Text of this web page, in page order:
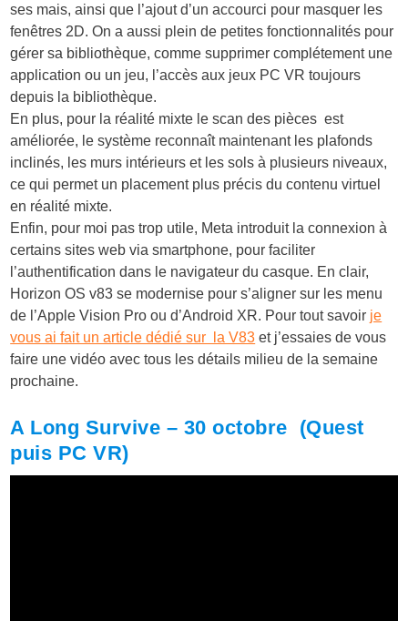
ses mais, ainsi que l’ajout d’un accourci pour masquer les
fenêtres 2D. On a aussi plein de petites fonctionnalités pour
gérer sa bibliothèque, comme supprimer complétement une
application ou un jeu, l’accès aux jeux PC VR toujours
depuis la bibliothèque.
En plus, pour la réalité mixte le scan des pièces est
améliorée, le système reconnaît maintenant les plafonds
inclinés, les murs intérieurs et les sols à plusieurs niveaux,
ce qui permet un placement plus précis du contenu virtuel
en réalité mixte.
Enfin, pour moi pas trop utile, Meta introduit la connexion à
certains sites web via smartphone, pour faciliter
l’authentification dans le navigateur du casque. En clair,
Horizon OS v83 se modernise pour s’aligner sur les menu
de l’Apple Vision Pro ou d’Android XR. Pour tout savoir je
vous ai fait un article dédié sur la V83 et j’essaies de vous
faire une vidéo avec tous les détails milieu de la semaine
prochaine.
A Long Survive – 30 octobre (Quest
puis PC VR)